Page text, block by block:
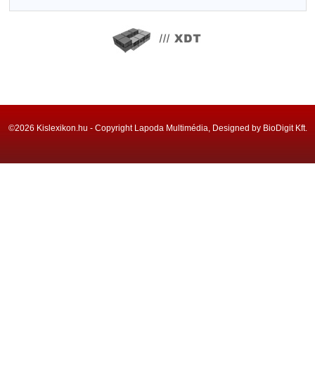
©2026 Kislexikon.hu - Copyright Lapoda Multimédia, Designed by BioDigit Kft.